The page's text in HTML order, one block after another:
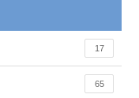
17
65